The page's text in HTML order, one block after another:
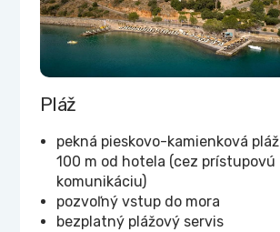
Pláž
pekná pieskovo-kamienková pláž
100 m od hotela (cez prístupovú
komunikáciu)
pozvoľný vstup do mora
bezplatný plážový servis